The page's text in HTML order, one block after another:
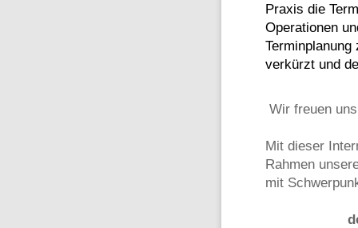
Praxis die
Operationen
verkürzt und
Wir freuen
Mit dieser
Rahmen
mit